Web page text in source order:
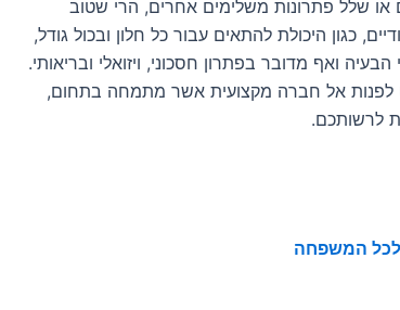
שלל פתרונות משלימים אחרים, הרי שטוב
כגון היכולת להתאים עבור כל חלון ובכול גודל,
ואף מדובר בפתרון חסכוני, ויזואלי ובריאותי.
לפנות אל חברה מקצועית אשר מתמחה בתחום,
לרשותכם.
המשפחה